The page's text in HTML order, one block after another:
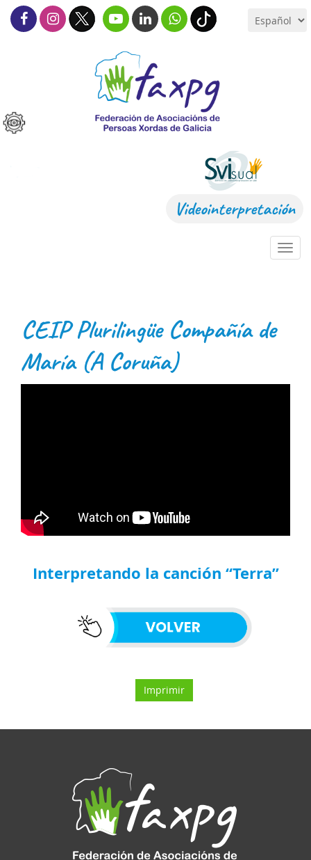
Videointerpretación
CEIP Plurilingüe Compañía de
María (A Coruña)
Interpretando la canción “Terra”
Imprimir